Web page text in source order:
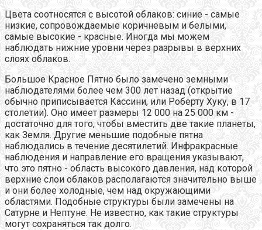
Цвета соотносятся с высотой облаков: синие - самые
низкие, сопровождаемые коричневым и белыми,
самые высокие - красные. Иногда мы можем
наблюдать нижние уровни через разрывы в верхних
слоях облаков.
Большое Красное Пятно было замечено земными
наблюдателями более чем 300 лет назад (открытие
обычно приписывается Кассини, или Роберту Хуку, в 17
столетии). Оно имеет размеры 12 000 на 25 000 км -
достаточно для того, чтобы вместить две такие планеты,
как Земля. Другие меньшие подобные пятна
наблюдались в течение десятилетий. Инфракрасные
наблюдения и направление его вращения указывают,
что это пятно - область высокого давления, над которой
верхние слои облаков располагаются значительно выше
и они более холодные, чем над окружающими
областями. Подобные структуры были замечены на
Сатурне и Нептуне. Не известно, как такие структуры
могут сохраняться так долго.